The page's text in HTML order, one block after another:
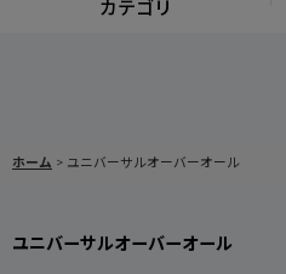
カテゴリ
ホーム > ユニバーサルオーバーオール
ユニバーサルオーバーオール